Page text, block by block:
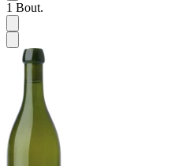
1 Bout.